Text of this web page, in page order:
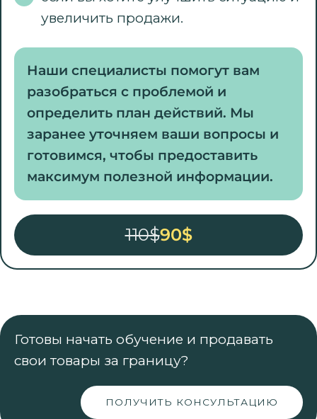
увеличить продажи.
Наши специалисты помогут вам
разобраться с проблемой и
определить план действий. Мы
заранее уточняем ваши вопросы и
готовимся, чтобы предоставить
максимум полезной информации.
110$90$
Готовы начать обучение и продавать
свои товары за границу?
ПОЛУЧИТЬ КОНСУЛЬТАЦИЮ